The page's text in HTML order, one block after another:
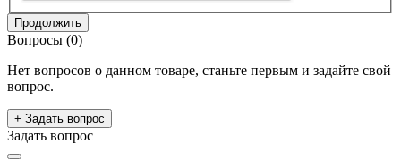
Продолжить
Вопросы (0)
Нет вопросов о данном товаре, станьте первым и задайте свой
вопрос.
+ Задать вопрос
Задать вопрос